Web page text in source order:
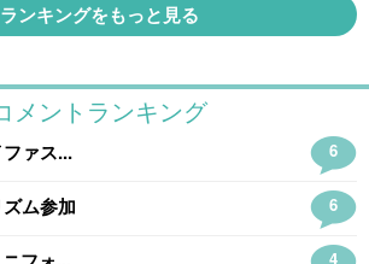
ランキングをもっと見る